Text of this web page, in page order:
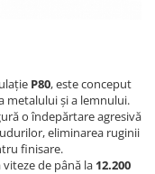
P80, este conceput
metalului și a lemnului.
o îndepărtare agresivă
eliminarea ruginii
finisare.
de până la 12.200